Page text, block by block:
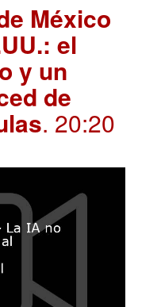
México
el
y un
de
. 20:20